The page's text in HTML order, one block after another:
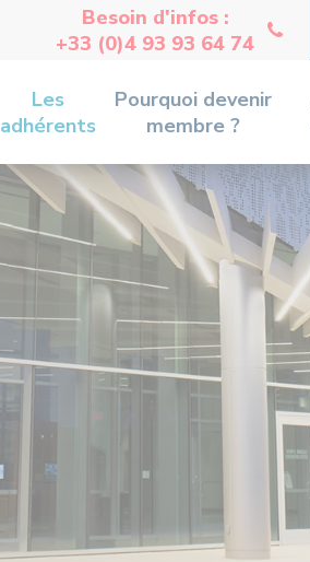
Besoin d'infos :
+33 (0)4 93 93 64 74
Les
adhérents
Pourquoi devenir
membre ?